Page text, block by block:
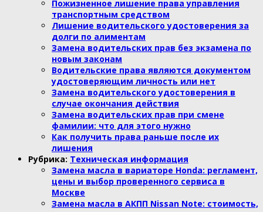
Пожизненное лишение права управления
транспортным средством
Лишение водительского удостоверения за
долги по алиментам
Замена водительских прав без экзамена по
новым законам
Водительские права являются документом
удостоверяющим личность или нет
Замена водительского удостоверения в
случае окончания действия
Замена водительских прав при смене
фамилии: что для этого нужно
Как получить права раньше после их
лишения
Рубрика: Техническая информация
Замена масла в вариаторе Honda: регламент,
цены и выбор проверенного сервиса в
Москве
Замена масла в АКПП Nissan Note: стоимость,